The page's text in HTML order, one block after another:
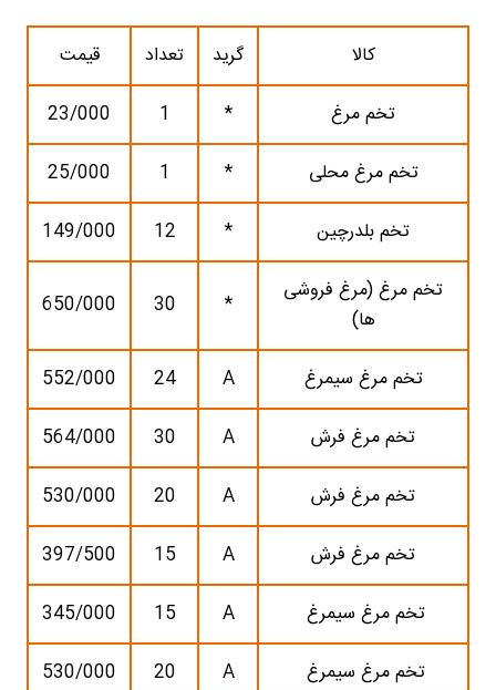
کالا گرید تعداد
قیمت
تخم مرغ
*
1
23/000
تخم مرغ محلی
*
1
25/000
تخم بلدرچین
*
12
149/000
تخم مرغ (مرغ فروشی
ها)
*
30
650/000
تخم مرغ سیمرغ A
24
552/000
تخم مرغ فرش
A
30
564/000
تخم مرغ فرش
A
20
530/000
تخم مرغ فرش
A
15
397/500
تخم مرغ سیمرغ
A
15
345/000
تخم مرغ سیمرغ
A
20
530/000